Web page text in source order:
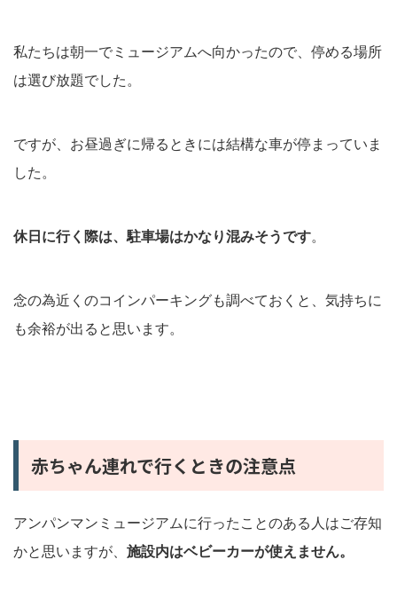
私たちは朝一でミュージアムへ向かったので、停める場所
は選び放題でした。
ですが、お昼過ぎに帰るときには結構な車が停まっていま
した。
休日に行く際は、駐車場はかなり混みそうです。
念の為近くのコインパーキングも調べておくと、気持ちに
も余裕が出ると思います。
赤ちゃん連れで行くときの注意点
アンパンマンミュージアムに行ったことのある人はご存知
かと思いますが、 施設内はベビーカーが使えません。